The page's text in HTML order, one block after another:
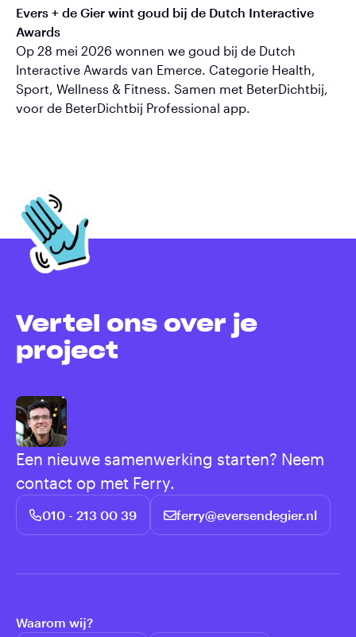
Evers + de Gier wint goud bij de Dutch Interactive
Awards
Op 28 mei 2026 wonnen we goud bij de Dutch
Interactive Awards van Emerce. Categorie Health,
Sport, Wellness & Fitness. Samen met BeterDichtbij,
voor de BeterDichtbij Professional app.
Vertel ons over je
project
Een nieuwe samenwerking starten? Neem
contact op met Ferry.
010 - 213 00 39 ferry@eversendegier.nl
Waarom wij?